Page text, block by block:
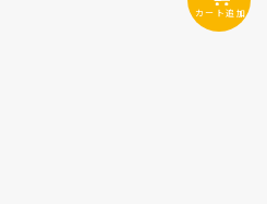
カート追加